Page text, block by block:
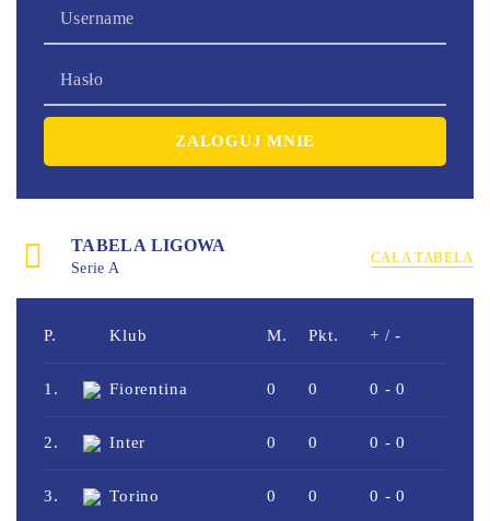
TABELA LIGOWA
Serie A
CAŁA TABELA
P. Klub M. Pkt. + / -
1. Fiorentina 0 0 0 - 0
2. Inter 0 0 0 - 0
3. Torino 0 0 0 - 0